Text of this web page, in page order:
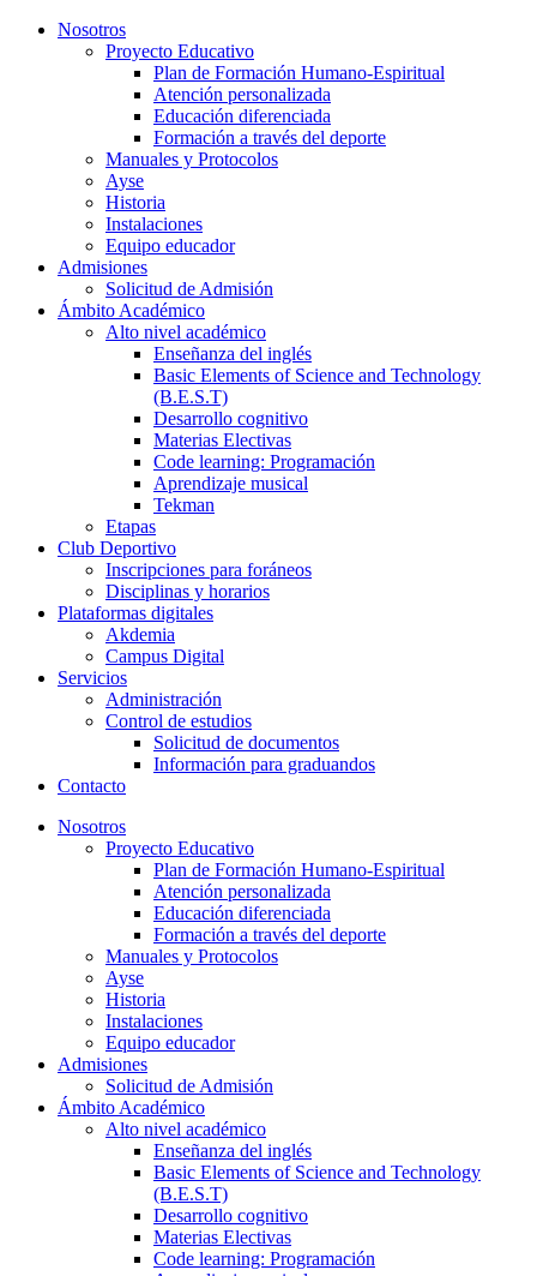
Nosotros
Proyecto Educativo
Plan de Formación Humano-Espiritual
Atención personalizada
Educación diferenciada
Formación a través del deporte
Manuales y Protocolos
Ayse
Historia
Instalaciones
Equipo educador
Admisiones
Solicitud de Admisión
Ámbito Académico
Alto nivel académico
Enseñanza del inglés
Basic Elements of Science and Technology
(B.E.S.T)
Desarrollo cognitivo
Materias Electivas
Code learning: Programación
Aprendizaje musical
Tekman
Etapas
Club Deportivo
Inscripciones para foráneos
Disciplinas y horarios
Plataformas digitales
Akdemia
Campus Digital
Servicios
Administración
Control de estudios
Solicitud de documentos
Información para graduandos
Contacto
Nosotros
Proyecto Educativo
Plan de Formación Humano-Espiritual
Atención personalizada
Educación diferenciada
Formación a través del deporte
Manuales y Protocolos
Ayse
Historia
Instalaciones
Equipo educador
Admisiones
Solicitud de Admisión
Ámbito Académico
Alto nivel académico
Enseñanza del inglés
Basic Elements of Science and Technology
(B.E.S.T)
Desarrollo cognitivo
Materias Electivas
Code learning: Programación